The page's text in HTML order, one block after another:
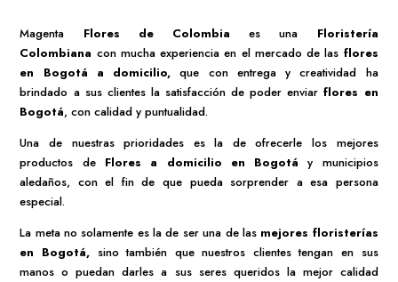
Magenta Flores de Colombia es una
Floristería
Colombiana con mucha experiencia en el mercado de las flores
en Bogotá a domicilio,que con entrega y creatividad ha
brindado a sus clientes la satisfacción de poder enviar flores en
Bogotá, con calidad y puntualidad.
Una de nuestras prioridades es la de ofrecerle los mejores
productos de Flores a domicilio en Bogotá y municipios
aledaños, con el fin de que pueda sorprender a esa persona
especial.
La meta no solamente es la de ser una de las mejores floristerías
en Bogotá, sino también que nuestros clientes tengan en sus
manos o puedan darles a sus seres queridos la mejor calidad